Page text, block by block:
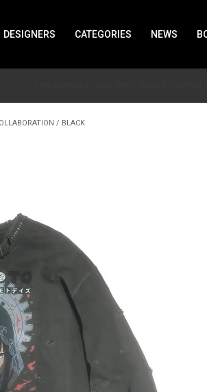
DESIGNERS CATEGORIES NEWS
/ BLACK